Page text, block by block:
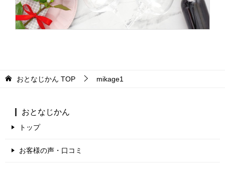
おとなじかん TOP mikage1
おとなじかん
トップ
お客様の声・口コミ